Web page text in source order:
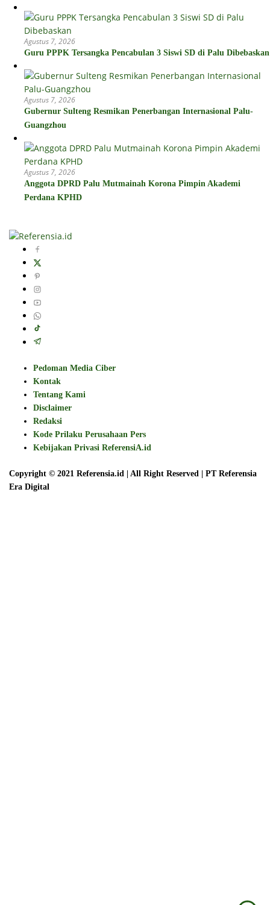
Agustus 7, 2026
Guru PPPK Tersangka Pencabulan 3 Siswi SD di Palu Dibebaskan
Agustus 7, 2026
Gubernur Sulteng Resmikan Penerbangan Internasional Palu-
Guangzhou
Agustus 7, 2026
Anggota DPRD Palu Mutmainah Korona Pimpin Akademi
Perdana KPHD
Pedoman Media Ciber
Kontak
Tentang Kami
Disclaimer
Redaksi
Kode Prilaku Perusahaan Pers
Kebijakan Privasi ReferensiA.id
Copyright © 2021 Referensia.id | All Right Reserved | PT Referensia
Era Digital